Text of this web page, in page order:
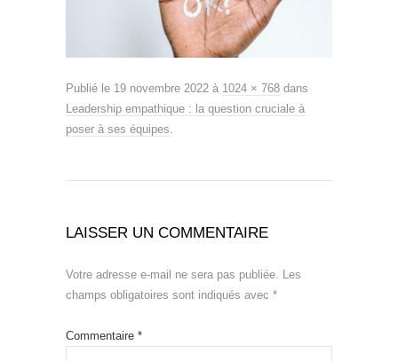
Publié le 19 novembre 2022 à 1024 × 768 dans
Leadership empathique : la question cruciale à
poser à ses équipes.
LAISSER UN COMMENTAIRE
Votre adresse e-mail ne sera pas publiée. Les
champs obligatoires sont indiqués avec *
Commentaire *